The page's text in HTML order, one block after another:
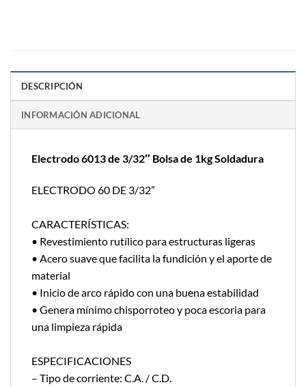
DESCRIPCIÓN
INFORMACIÓN ADICIONAL
Electrodo 6013 de 3/32″ Bolsa de 1kg Soldadura
ELECTRODO 60 DE 3/32”
CARACTERÍSTICAS:
• Revestimiento rutílico para estructuras ligeras
• Acero suave que facilita la fundición y el aporte de
material
• Inicio de arco rápido con una buena estabilidad
• Genera mínimo chisporroteo y poca escoria para
una limpieza rápida
ESPECIFICACIONES
– Tipo de corriente: C.A. / C.D.